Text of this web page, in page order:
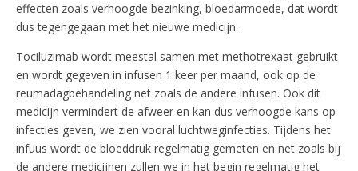
effecten zoals verhoogde bezinking, bloedarmoede, dat wordt
dus tegengegaan met het nieuwe medicijn.
Tociluzimab wordt meestal samen met methotrexaat gebruikt
en wordt gegeven in infusen 1 keer per maand, ook op de
reumadagbehandeling net zoals de andere infusen. Ook dit
medicijn vermindert de afweer en kan dus verhoogde kans op
infecties geven, we zien vooral luchtweginfecties. Tijdens het
infuus wordt de bloeddruk regelmatig gemeten en net zoals bij
de andere medicijnen zullen we in het begin regelmatig het